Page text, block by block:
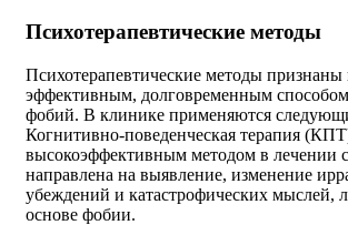
Психотерапевтические методы
Психотерапевтические методы признаны
эффективным, долговременным
фобий. В клинике применяются
Когнитивно-поведенческая терапия
высокоэффективным методом в лечении
направлена на выявление, изменение
убеждений и катастрофических мыслей,
основе фобии.